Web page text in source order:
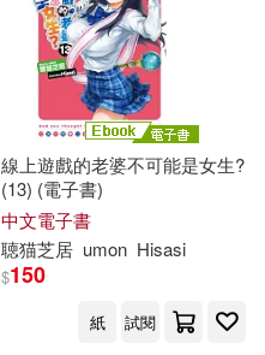
線上遊戲的老婆不可能是女生?
(13) (電子書)
中文電子書
聴猫芝居 umon Hisasi
$150
紙 試閱